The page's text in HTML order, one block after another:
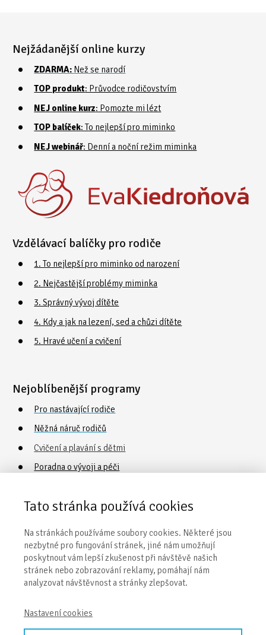
Nejžádanější online kurzy
ZDARMA: Než se narodí
TOP produkt: Průvodce rodičovstvím
NEJ online kurz: Pomozte mi lézt
TOP balíček: To nejlepší pro miminko
NEJ webinář: Denní a noční režim miminka
Vzdělávací balíčky pro rodiče
1. To nejlepší pro miminko od narození
2. Nejčastější problémy miminka
3. Správný vývoj dítěte
4. Kdy a jak na lezení, sed a chůzi dítěte
5. Hravé učení a cvičení
Nejoblíbenější programy
Pro nastávající rodiče
Něžná náruč rodičů
Cvičení a plavání s dětmi
Poradna o vývoji a péči
Obecné informace
Naše centra
Kontakty
Tato stránka používá cookies
Na stránkách používáme soubory cookies. Některé jsou
nezbytné pro fungování stránek, jiné nám umožňují
poskytnout vám lepší zkušenost při návštěvě našich
stránek nebo zobrazování reklamy, pomáhají nám
analyzovat návštěvnost a stránky zlepšovat.
Nastavení cookies